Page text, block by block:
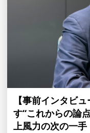
【事前インタビ
す“これからの論
上風力の次の一手